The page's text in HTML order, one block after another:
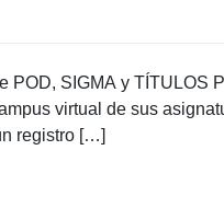
POD, SIGMA y TÍTULOS
virtual de sus
registro […]